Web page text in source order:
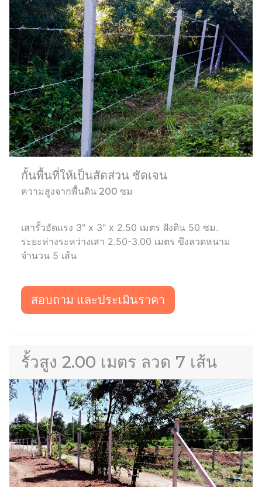
กั้นพื้นที่ให้เป็นสัดส่วน ชัดเจน
ความสูงจากพื้นดิน 200 ซม
เสารั้วอัดแรง 3" x 3" x 2.50 เมตร ฝังดิน 50 ซม.
ระยะห่างระหว่างเสา 2.50-3.00 เมตร ขึงลวดหนาม
จำนวน 5 เส้น
สอบถาม และประเมินราคา
รั้วสูง 2.00 เมตร ลวด 7 เส้น